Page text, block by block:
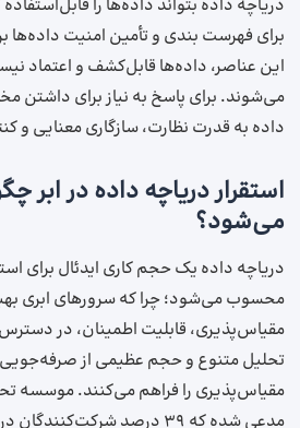
دریاچه داده بتواند داده‌ها را
برای فهرست بندی و تأمین امنیت
این عناصر، داده‌ها قابل‌کشف و اعتماد
می‌شوند. برای پاسخ به نیاز برای داشتن
داده به قدرت نظارت، سازگاری معنایی و
استقرار دریاچه داده در ابر
می‌شود؟
دریاچه داده یک حجم کاری ایدئال برای
محسوب می‌شود؛ چرا که سرورهای ابری
مقیاس‌پذیری، قابلیت اطمینان، در
تحلیل متنوع و حجم عظیمی از
مدعی شده که ۳۹ درصد